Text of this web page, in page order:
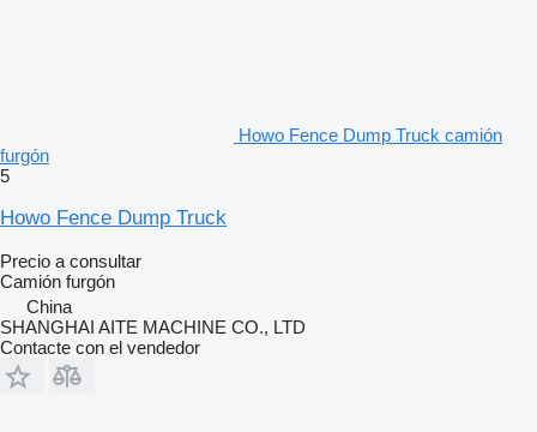
Howo Fence Dump Truck camión
furgón
5
Howo Fence Dump Truck
Precio a consultar
Camión furgón
China
SHANGHAI AITE MACHINE CO., LTD
Contacte con el vendedor